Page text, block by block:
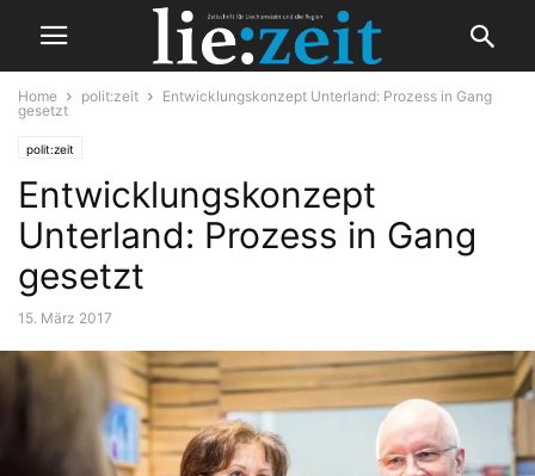
Home polit:zeit
Entwicklungskonzept Unterland: Prozess in Gang
gesetzt
polit:zeit
Entwicklungskonzept
Unterland: Prozess in Gang
gesetzt
15. März 2017